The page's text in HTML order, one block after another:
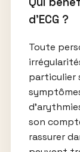
d’ECG ?
Toute
particulier
son
rassurer